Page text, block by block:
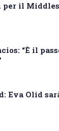
per il
“È il
Eva Olid